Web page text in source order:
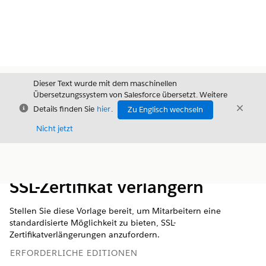
Schließen
Dieser Text wurde mit dem maschinellen
Übersetzungssystem von Salesforce übersetzt. Weitere
Details finden Sie hier.
Zu Englisch wechseln
Nicht jetzt
SSL-Zertifikat verlängern
Stellen Sie diese Vorlage bereit, um Mitarbeitern eine
standardisierte Möglichkeit zu bieten, SSL-
Zertifikatverlängerungen anzufordern.
ERFORDERLICHE EDITIONEN